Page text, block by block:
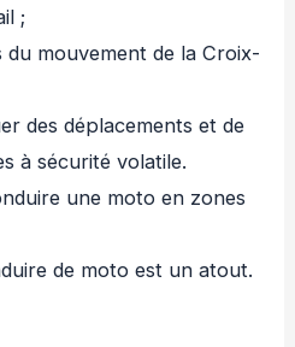
;
mouvement de la Croix-
des déplacements et de
à sécurité volatile.
une moto en zones
de moto est un atout.